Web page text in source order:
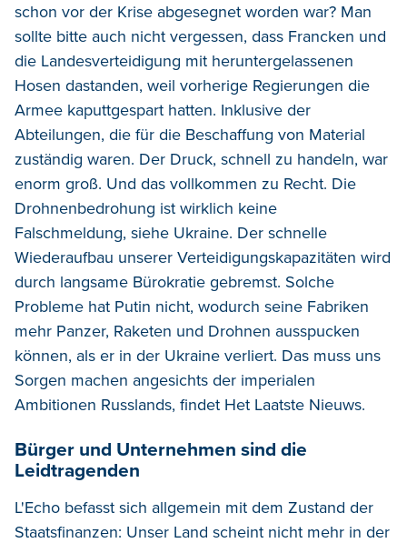
schon vor der Krise abgesegnet worden war? Man
sollte bitte auch nicht vergessen, dass Francken und
die Landesverteidigung mit heruntergelassenen
Hosen dastanden, weil vorherige Regierungen die
Armee kaputtgespart hatten. Inklusive der
Abteilungen, die für die Beschaffung von Material
zuständig waren. Der Druck, schnell zu handeln, war
enorm groß. Und das vollkommen zu Recht. Die
Drohnenbedrohung ist wirklich keine
Falschmeldung, siehe Ukraine. Der schnelle
Wiederaufbau unserer Verteidigungskapazitäten wird
durch langsame Bürokratie gebremst. Solche
Probleme hat Putin nicht, wodurch seine Fabriken
mehr Panzer, Raketen und Drohnen ausspucken
können, als er in der Ukraine verliert. Das muss uns
Sorgen machen angesichts der imperialen
Ambitionen Russlands, findet Het Laatste Nieuws.
Bürger und Unternehmen sind die
Leidtragenden
L'Echo befasst sich allgemein mit dem Zustand der
Staatsfinanzen: Unser Land scheint nicht mehr in der